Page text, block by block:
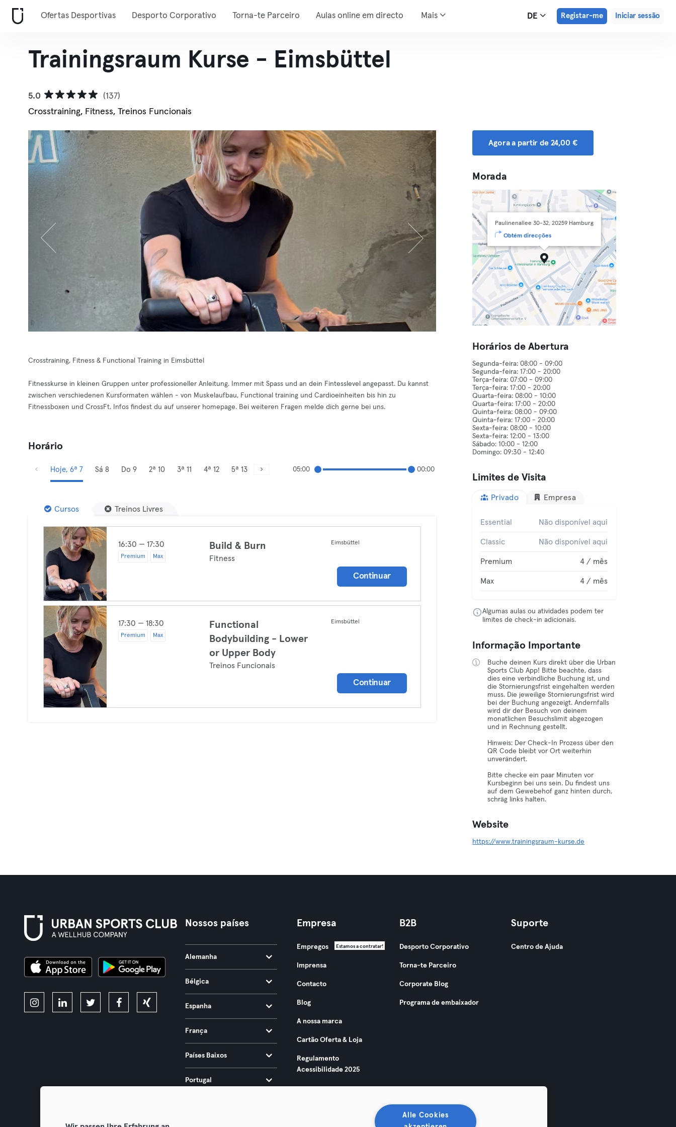
Ofertas Desportivas Desporto Corporativo Torna-te Parceiro Aulas online em directo Mais DE Registar-me Iniciar sessão
Trainingsraum Kurse - Eimsbüttel
5.0
(137)
Crosstraining, Fitness, Treinos Funcionais
Crosstraining, Fitness & Functional Training in Eimsbüttel
Fitnesskurse in kleinen Gruppen unter professioneller Anleitung. Immer mit Spass und an dein Fintesslevel angepasst. Du kannst
zwischen verschiedenen Kursformaten wählen - von Muskelaufbau, Functional training und Cardioeinheiten bis hin zu
Fitnessboxen und CrossFt. Infos findest du auf unserer homepage. Bei weiteren Fragen melde dich gerne bei uns.
Horário
Hoje, 6ª 7 Sá 8 Do 9 2ª 10 3ª 11 4ª 12 5ª 13 05:00 00:00
Cursos Treinos Livres
16:30 — 17:30
Premium Max
Build & Burn
Fitness
Eimsbüttel
Continuar
17:30 — 18:30
Premium Max
Functional
Bodybuilding - Lower
or Upper Body
Treinos Funcionais
Eimsbüttel
Continuar
Agora a partir de 24,00 €
Morada
Paulinenallee 30-32, 20259 Hamburg
Obtém direcções
Horários de Abertura
Segunda-feira: 08:00 - 09:00
Segunda-feira: 17:00 - 20:00
Terça-feira: 07:00 - 09:00
Terça-feira: 17:00 - 20:00
Quarta-feira: 08:00 - 10:00
Quarta-feira: 17:00 - 20:00
Quinta-feira: 08:00 - 09:00
Quinta-feira: 17:00 - 20:00
Sexta-feira: 08:00 - 10:00
Sexta-feira: 12:00 - 13:00
Sábado: 10:00 - 12:00
Limites de Visita
Privado Empresa
Essential Não disponível aqui
Classic Não disponível aqui
Premium 4 / mês
Max 4 / mês
Algumas aulas ou atividades podem ter
limites de check-in adicionais.
Informação Importante
Buche deinen Kurs direkt über die Urban
Sports Club App! Bitte beachte, dass
dies eine verbindliche Buchung ist, und
die Stornierungsfrist eingehalten werden
muss. Die jeweilige Stornierungsfrist wird
bei der Buchung angezeigt. Andernfalls
wird dir der Besuch von deinem
monatlichen Besuchslimit abgezogen
und in Rechnung gestellt.
Hinweis: Der Check-In Prozess über den
QR Code bleibt vor Ort weiterhin
unverändert.
Bitte checke ein paar Minuten vor
Kursbeginn bei uns sein. Du findest uns
auf dem Gewebehof ganz hinten durch,
schräg links halten.
Website
https://www.trainingsraum-kurse.de
Nossos países
Alemanha
Bélgica
Espanha
França
Países Baixos
Portugal
Empresa
Empregos Estamos a contratar!
Imprensa
Contacto
Blog
A nossa marca
Cartão Oferta & Loja
Regulamento
Acessibilidade 2025
B2B
Desporto Corporativo
Torna-te Parceiro
Corporate Blog
Programa de embaixador
Suporte
Centro de Ajuda
Alle Cookies